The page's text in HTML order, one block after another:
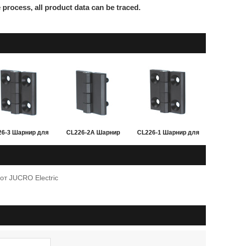
all product data can be traced.
3 Шарнир для
низкого
CL226-2A Шарнир CL226-1 Шарнир для
JUCRO Electric